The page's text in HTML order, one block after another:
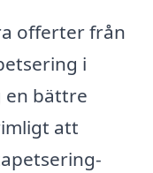
offerter från
i
en bättre
att